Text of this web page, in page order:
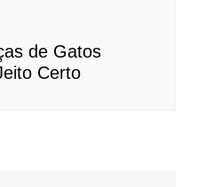
de Gatos
Certo